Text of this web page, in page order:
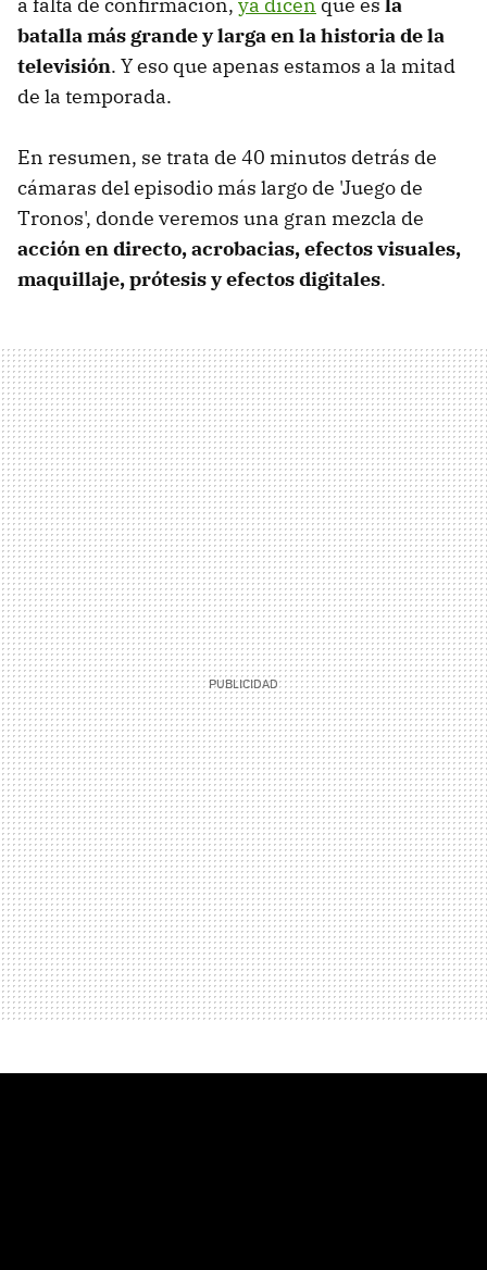
a falta de confirmación, ya dicen que es la
batalla más grande y larga en la historia de la
televisión. Y eso que apenas estamos a la mitad
de la temporada.
En resumen, se trata de 40 minutos detrás de
cámaras del episodio más largo de 'Juego de
Tronos', donde veremos una gran mezcla de
acción en directo, acrobacias, efectos visuales,
maquillaje, prótesis y efectos digitales.